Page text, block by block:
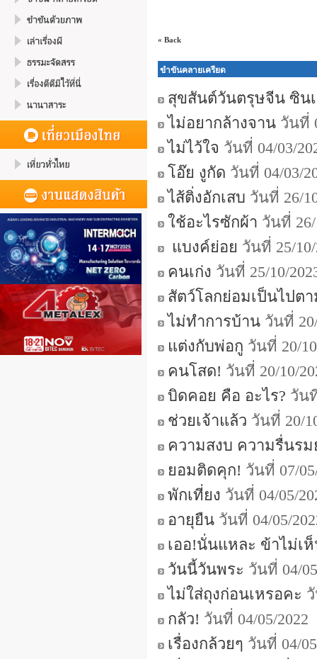
« Back
ขำขันคลายเครียด
สุขสันต์วันตรุษจีน ซิน
ไม่อยากล้างจาน วันที่
ไม่ไว้ใจ วันที่ 04/03/
โอ๊ย งูกัด วันที่ 04/03/
ไส้ติ่งอักเสบ วันที่ 26/
ใช้อะไรซักผ้า วันที่
แบงค์ย่อย วันที่ 25/
คนเก่ง วันที่ 25/10/
สัตว์โลกย่อมเป็นไปต
ไม่ทำการบ้าน วันที่
แต่งกับพ่อกู วันที่ 20/
คนโสด! วันที่ 20/10/
บิดคอย คือ อะไร? วัน
ช่วยเจ้าแล้ว วันที่ 20/
ความสงบ ความรื่นร
ยอมติดคุก! วันที่ 07/
พักเที่ยง วันที่ 04/05/
อายุยืน วันที่ 04/05/
เออ!นั่นแหละ ข้าไม่เ
วันนี้วันพระ วันที่ 04/
ไม่ใส่ถุงก่อนเหรอคะ
กลัว! วันที่ 04/05/
เรื่องกล้วยๆ วันที่ 04/